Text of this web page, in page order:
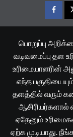
பொறுப்பு
வடிவமைப்பு தள
உரிமையாளரின்
எந்த
தளத்தில் வரும்
ஆசிரியர்களால்
ஏதேனும்
ஏற்க முடியாது.